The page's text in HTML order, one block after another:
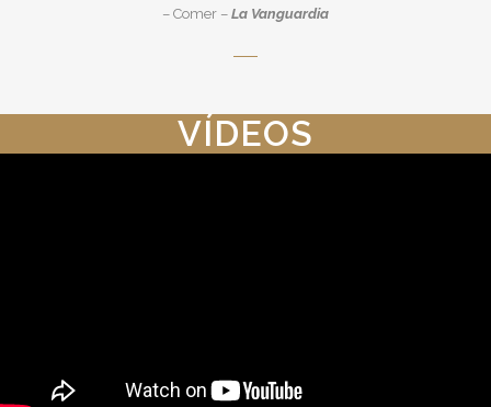
– Comer – La Vanguardia
VÍDEOS